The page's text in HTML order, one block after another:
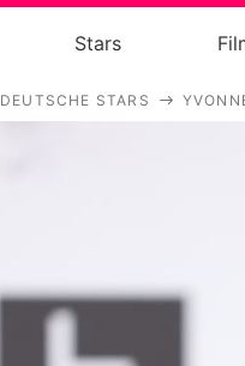
Stars
DEUTSCHE STARS